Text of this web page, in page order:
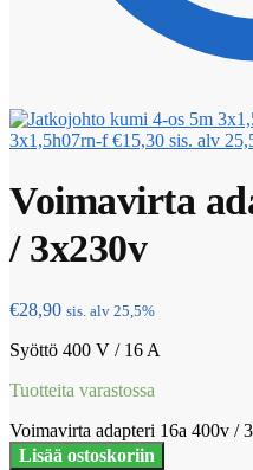
3x1,5h07rn-f €15,30 sis. alv
Voimavirta
/ 3x230v
€28,90 sis. alv 25,5%
Syöttö 400 V / 16 A
Tuotteita varastossa
Voimavirta adapteri 16a 400v /
Lisää ostoskoriin